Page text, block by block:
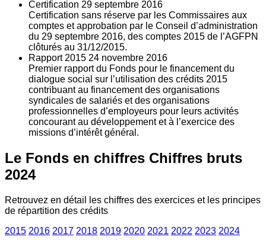
Certification 29 septembre 2016
Certification sans réserve par les Commissaires aux
comptes et approbation par le Conseil d’administration
du 29 septembre 2016, des comptes 2015 de l’AGFPN
clôturés au 31/12/2015.
Rapport 2015 24 novembre 2016
Premier rapport du Fonds pour le financement du
dialogue social sur l’utilisation des crédits 2015
contribuant au financement des organisations
syndicales de salariés et des organisations
professionnelles d’employeurs pour leurs activités
concourant au développement et à l’exercice des
missions d’intérêt général.
Le Fonds en chiffres Chiffres bruts
2024
Retrouvez en détail les chiffres des exercices et les principes
de répartition des crédits
2015 2016 2017 2018 2019 2020 2021 2022 2023 2024